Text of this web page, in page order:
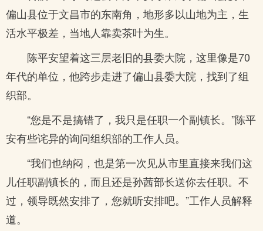
偏山县位于文昌市的东南角，地形多以山地为主，生
活水平极差，当地人靠卖茶叶为生。
陈平安望着这三层老旧的县委大院，这里像是70
年代的单位，他跨步走进了偏山县委大院，找到了组
织部。
“您是不是搞错了，我只是任职一个副镇长。”陈平
安有些诧异的询问组织部的工作人员。
“我们也纳闷，也是第一次见从市里直接来我们这
儿任职副镇长的，而且还是孙茜部长送你去任职。不
过，领导既然安排了，您就听安排吧。”工作人员解释
道。